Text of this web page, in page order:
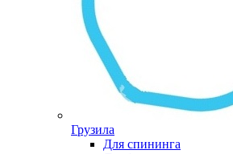
Грузила
Для спининга